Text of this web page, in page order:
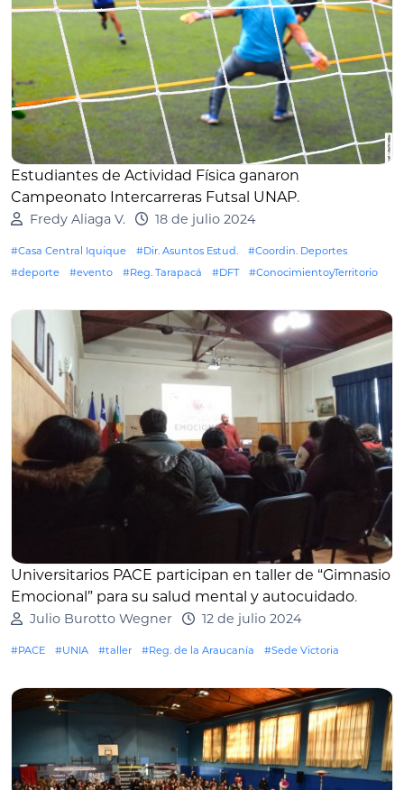
Estudiantes de Actividad Física ganaron
Campeonato Intercarreras Futsal UNAP.
Fredy Aliaga V. 18 de julio 2024
#Casa Central Iquique #Dir. Asuntos Estud.
#Coordin. Deportes
#deporte
#evento #Reg. Tarapacá #DFT #ConocimientoyTerritorio
Universitarios PACE participan en taller de “Gimnasio
Emocional” para su salud mental y autocuidado.
Julio Burotto Wegner 12 de julio 2024
#PACE #UNIA #taller #Reg. de la Araucanía #Sede Victoria